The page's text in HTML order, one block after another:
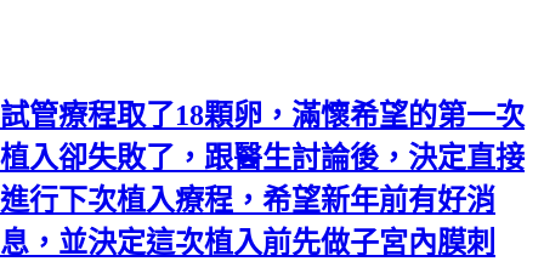
試管療程取了18顆卵，滿懷希望的第一次
植入卻失敗了，跟醫生討論後，決定直接
進行下次植入療程，希望新年前有好消
息，並決定這次植入前先做子宮內膜刺